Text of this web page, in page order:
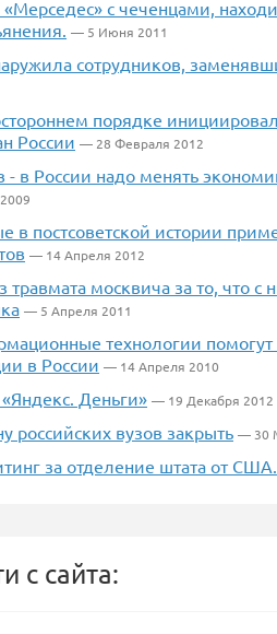
с чеченцами,
— 5 Июня 2011
сотрудников,
порядке
России — 28 Февраля 2012
в России надо менять
в постсоветской истории
— 14 Апреля 2012
москвича за то, что с
— 5 Апреля 2011
технологии помогут
в России — 14 Апреля 2010
Деньги» — 19 Декабря 2012
российских вузов закрыть — 30
за отделение штата от США.
с сайта: